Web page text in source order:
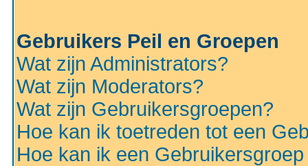
Gebruikers Peil en Groepen
Wat zijn Administrators?
Wat zijn Moderators?
Wat zijn Gebruikersgroepen?
Hoe kan ik toetreden tot een
Hoe kan ik een